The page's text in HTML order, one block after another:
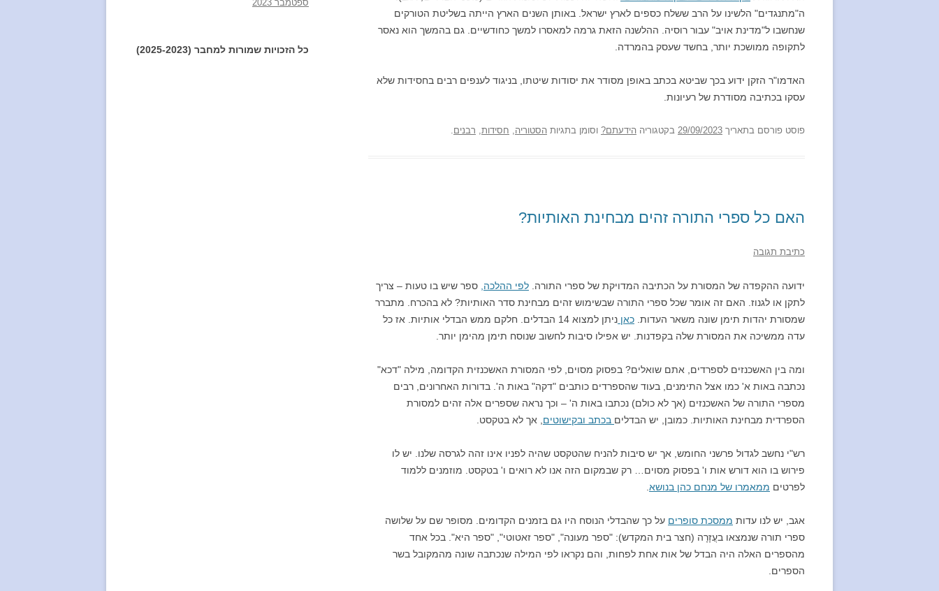
ה"מתנגדים" הלשינו על הרב ששלח כספים לארץ ישראל. באותן השנים הארץ הייתה בשליטת הטורקים
שנחשבו ל"מדינת אויב" עבור רוסיה. ההלשנה הזאת גרמה למאסרו למשך כחודשיים. גם בהמשך הוא נאסר
לתקופה ממושכת יותר, בחשד שעסק בהמרדה.
האדמו"ר הזקן ידוע בכך שביטא בכתב באופן מסודר את יסודות שיטתו, בניגוד לענפים רבים בחסידות שלא
עסקו בכתיבה מסודרת של רעיונות.
פוסט פורסם בתאריך 29/09/2023 בקטגוריה הידעתם? וסומן בתגיות הסטוריה חסידות רבנים
האם כל ספרי התורה זהים מבחינת האותיות?
כתיבת תגובה
ידועה ההקפדה של המסורת על הכתיבה המדויקת של ספרי התורה. לפי ההלכה, ספר שיש בו טעות – צריך
לתקן או לגנוז. האם זה אומר שכל ספרי התורה שבשימוש זהים מבחינת סדר האותיות? לא בהכרח. מתברר
שמסורת יהדות תימן שונה משאר העדות. כאן
ניתן למצוא 14 הבדלים. חלקם ממש הבדלי אותיות. אז כל
עדה ממשיכה את המסורת שלה בקפדנות. יש אפילו סיבות לחשוב שנוסח תימן מהימן יותר.
ומה בין האשכנזים לספרדים, אתם שואלים? בפסוק מסוים, לפי המסורת האשכנזית הקדומה, מילה "דכא"
נכתבה באות א' כמו אצל התימנים, בעוד שהספרדים כותבים "דקה" באות ה'. בדורות האחרונים, רבים
מספרי התורה של האשכנזים (אך לא כולם) נכתבו באות ה' – וכך נראה שספרים אלה זהים למסורת
הספרדית מבחינת האותיות. כמובן, יש הבדלים בכתב ובקישוטים , אך לא בטקסט.
רש"י נחשב לגדול פרשני החומש, אך יש סיבות להניח שהטקסט שהיה לפניו אינו זהה לגרסה שלנו. יש לו
פירוש בו הוא דורש אות ו' בפסוק מסוים… רק שבמקום הזה אנו לא רואים ו' בטקסט. מוזמנים ללמוד
לפרטים ממאמרו של מנחם כהן בנושא
אגב, יש לנו עדות ממסכת סופרים על כך שהבדלי הנוסח היו גם בזמנים הקדומים. מסופר שם על שלושה
ספרי תורה שנמצאו בעֲזָרָה (חצר בית המקדש): "ספר מעונה", "ספר זאטוטי", "ספר היא". בכל אחד
מהספרים האלה היה הבדל של אות אחת לפחות, והם נקראו לפי המילה שנכתבה שונה מהמקובל בשר
הספרים.
ספטמבר 2023
כל הזכויות שמורות למחבר (2025-2023)